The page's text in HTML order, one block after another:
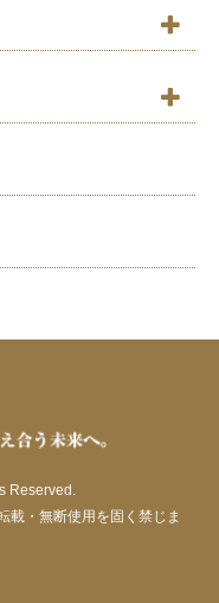
Reserved.
載・無断使用を固く禁じま